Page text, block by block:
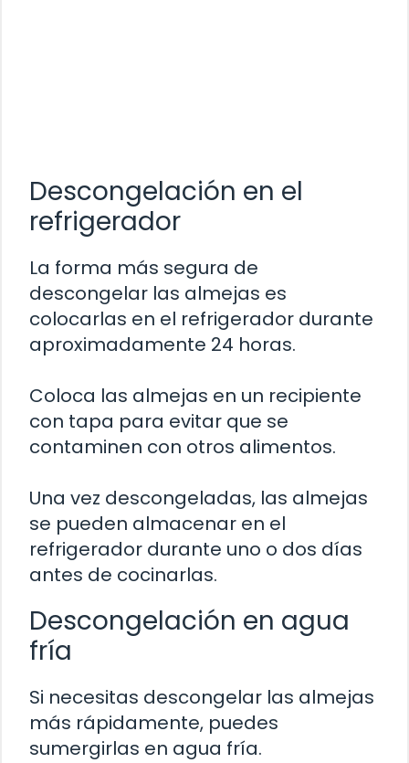
Descongelación en el
refrigerador
La forma más segura de
descongelar las almejas es
colocarlas en el refrigerador durante
aproximadamente 24 horas.
Coloca las almejas en un recipiente
con tapa para evitar que se
contaminen con otros alimentos.
Una vez descongeladas, las almejas
se pueden almacenar en el
refrigerador durante uno o dos días
antes de cocinarlas.
Descongelación en agua
fría
Si necesitas descongelar las almejas
más rápidamente, puedes
sumergirlas en agua fría.